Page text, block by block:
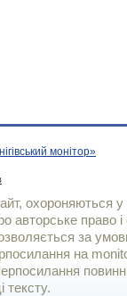
монітор»
охороняються у
авторське право і
за
на
тексту.